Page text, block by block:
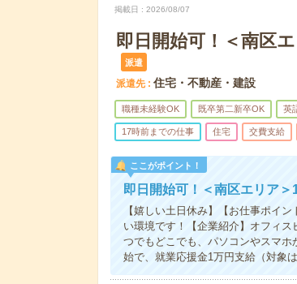
掲載日 2026/08/07
即日開始可！＜南区
派遣
派遣先 住宅・不動産・建設
職種未経験OK 既卒第二新卒OK 英
17時前までの仕事 住宅 交費支給
ここがポイント！
即日開始可！＜南区エリア
【嬉しい土日休み】【お仕事ポイ
い環境です！【企業紹介】オフィ
つでもどこでも、パソコンやスマ
始で、就業応援金1万円支給（対象は